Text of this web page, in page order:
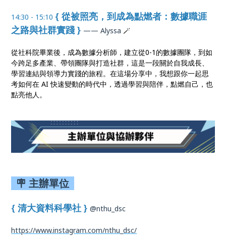
14:30 - 15:10 { 從被照亮，到成為點燃者：數據職涯
之路與社群實踐 } —— Alyssa 🪄
從社科院畢業後，成為數據分析師，建立從0-1的數據團隊，到如
今跨足多產業、帶領團隊與打造社群，這是一段關於自我成長、
學習連結與領導力實踐的旅程。在這場分享中，我想跟你一起思
考如何在 AI 快速變動的時代中，透過學習與陪伴，點燃自己，也
點亮他人。
🪧 主辦單位
{ 清大資料科學社 }@nthu_dsc
https://www.instagram.com/nthu_dsc/